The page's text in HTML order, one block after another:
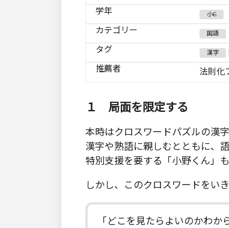
学年 小6
カテゴリー 国語
タグ 漢字
推薦者 法則化
１ 局面を限定する
本時はクロスワードパズルの漢
漢字や熟語に親しむとともに、
特別支援を要する「小野くん」
しかし、このクロスワードをい
「どこを見たらよいのかわか